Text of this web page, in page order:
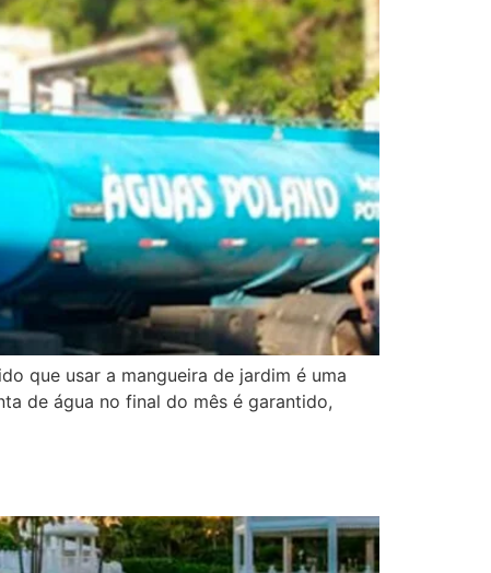
que usar a mangueira de jardim é uma
de água no final do mês é garantido,